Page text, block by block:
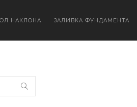
НАКЛОНА ЗАЛИВКА ФУНДАМЕНТА